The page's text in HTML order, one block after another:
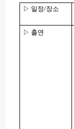
▷ 일정/장소
▷ 출연